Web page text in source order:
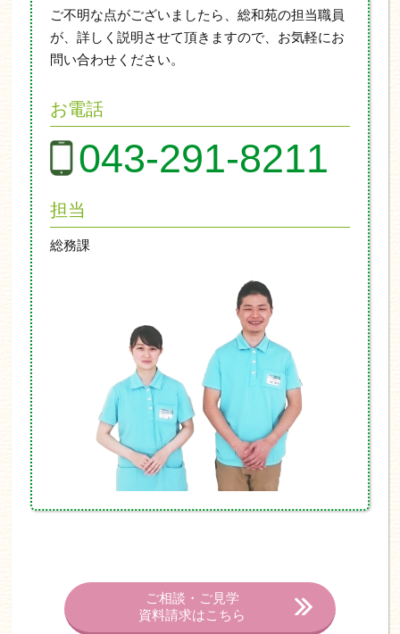
ご不明な点がございましたら、総和苑の担当職員
が、詳しく説明させて頂きますので、お気軽にお
問い合わせください。
お電話
043-291-8211
担当
総務課
ご相談・ご見学
資料請求はこちら